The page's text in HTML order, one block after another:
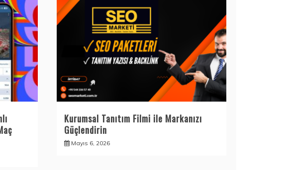
Kurumsal Tanıtım Filmi ile Markanızı
Güçlendirin
Mayıs 6, 2026